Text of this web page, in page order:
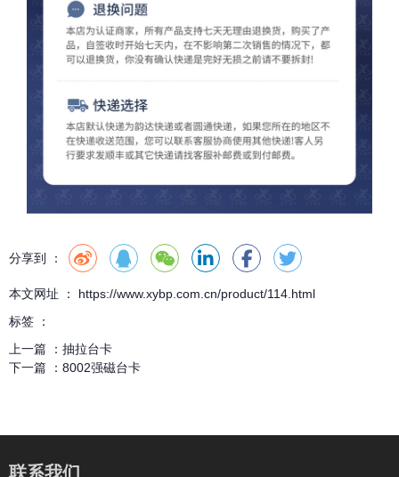
分享到 ：
本文网址 ： https://www.xybp.com.cn/product/114.html
标签 ：
上一篇 ： 抽拉台卡
下一篇 ： 8002强磁台卡
联系我们